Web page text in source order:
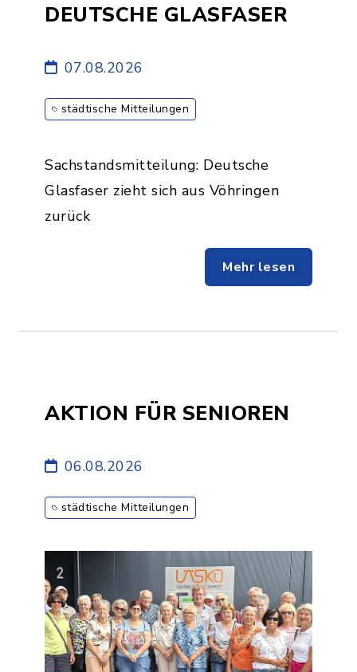
DEUTSCHE GLASFASER
07.08.2026
städtische Mitteilungen
Sachstandsmitteilung: Deutsche
Glasfaser zieht sich aus Vöhringen
zurück
Mehr lesen
AKTION FÜR SENIOREN
06.08.2026
städtische Mitteilungen